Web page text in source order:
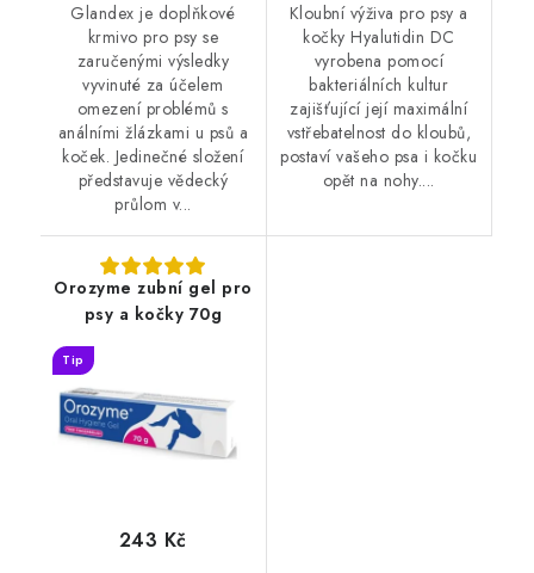
Glandex je doplňkové
krmivo pro psy se
zaručenými výsledky
vyvinuté za účelem
omezení problémů s
análními žlázkami u psů a
koček. Jedinečné složení
představuje vědecký
průlom v...
Kloubní výživa pro psy a
kočky Hyalutidin DC
vyrobena pomocí
bakteriálních kultur
zajišťující její maximální
vstřebatelnost do kloubů,
postaví vašeho psa i kočku
opět na nohy....
Orozyme zubní gel pro
psy a kočky 70g
Tip
243 Kč